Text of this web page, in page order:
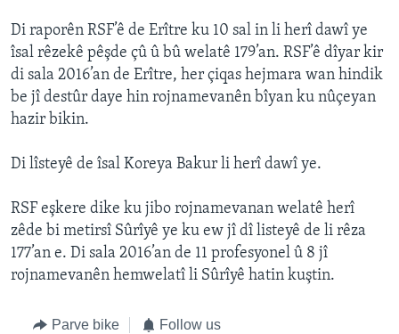
Di raporên RSF’ê de Erître ku 10 sal in li herî dawî ye
îsal rêzekê pêşde çû û bû welatê 179’an. RSF’ê dîyar kir
di sala 2016’an de Erître, her çiqas hejmara wan hindik
be jî destûr daye hin rojnamevanên bîyan ku nûçeyan
hazir bikin.
Di lîsteyê de îsal Koreya Bakur li herî dawî ye.
RSF eşkere dike ku jibo rojnamevanan welatê herî
zêde bi metirsî Sûrîyê ye ku ew jî dî listeyê de li rêza
177’an e. Di sala 2016’an de 11 profesyonel û 8 jî
rojnamevanên hemwelatî li Sûrîyê hatin kuştin.
Parve bike Follow us